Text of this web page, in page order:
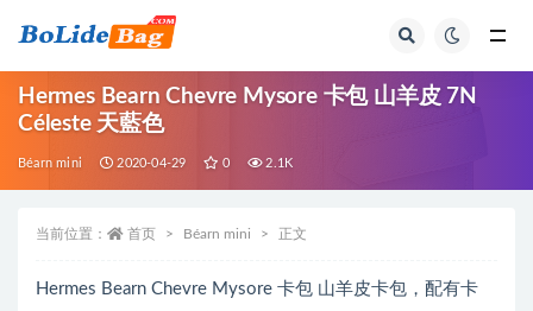
Hermes Bearn Chevre Mysore 卡包 山羊皮 7N
Céleste 天藍色
Béarn mini 2020-04-29 0 2.1K
当前位置： 首页 Béarn mini 正文
Hermes Bearn Chevre Mysore 卡包 山羊皮卡包，配有卡